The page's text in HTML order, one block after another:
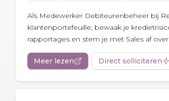
Als Medewerker Debiteurenbeheer bij
klantenportefeuille, bewaak je
rapportages en stem je met Sales af
Meer lezen Direct solliciteren